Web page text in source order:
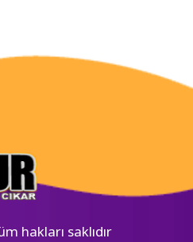
hakları saklıdır